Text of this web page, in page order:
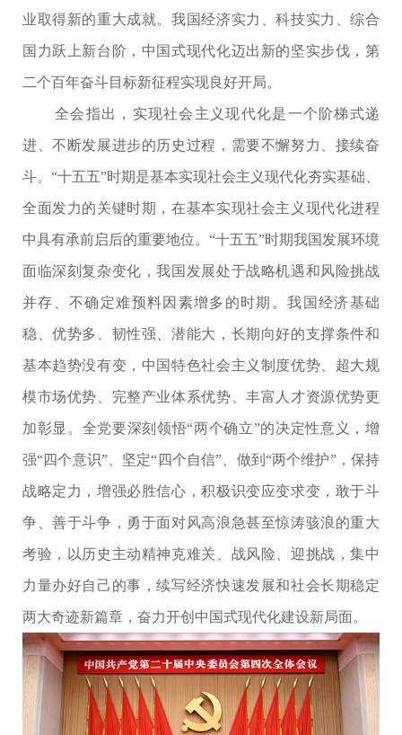
业取得新的重大成就。我国经济实力、科技实力、综合
国力跃上新台阶，中国式现代化迈出新的坚实步伐，第
二个百年奋斗目标新征程实现良好开局。
全会指出，实现社会主义现代化是一个阶梯式递
进、不断发展进步的历史过程，需要不懈努力、接续奋
斗。“十五五”时期是基本实现社会主义现代化夯实基础、
全面发力的关键时期，在基本实现社会主义现代化进程
中具有承前启后的重要地位。“十五五”时期我国发展环境
面临深刻复杂变化，我国发展处于战略机遇和风险挑战
并存、不确定难预料因素增多的时期。我国经济基础
稳、优势多、韧性强、潜能大，长期向好的支撑条件和
基本趋势没有变，中国特色社会主义制度优势、超大规
模市场优势、完整产业体系优势、丰富人才资源优势更
加彰显。全党要深刻领悟“两个确立”的决定性意义，增
强“四个意识”、坚定“四个自信”、做到“两个维护”，保持
战略定力，增强必胜信心，积极识变应变求变，敢于斗
争、善于斗争，勇于面对风高浪急甚至惊涛骇浪的重大
考验，以历史主动精神克难关、战风险、迎挑战，集中
力量办好自己的事，续写经济快速发展和社会长期稳定
两大奇迹新篇章，奋力开创中国式现代化建设新局面。